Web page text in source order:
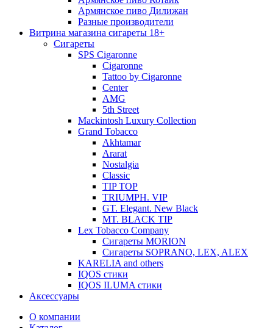
Армянское пиво Дилижан
Разные производители
Витрина магазина сигареты 18+
Cигареты
SPS Cigaronne
Сigaronne
Tattoo by Cigaronne
Center
AMG
5th Street
Mackintosh Luxury Collection
Grand Tobacco
Akhtamar
Ararat
Nostalgia
Classic
TIP TOP
TRIUMPH. VIP
GT. Elegant. New Black
MT. BLACK TIP
Lex Tobacco Company
Сигареты MORION
Сигареты SOPRANO, LEX, ALEX
KARELIA and others
IQOS стики
IQOS ILUMA стики
Аксессуары
О компании